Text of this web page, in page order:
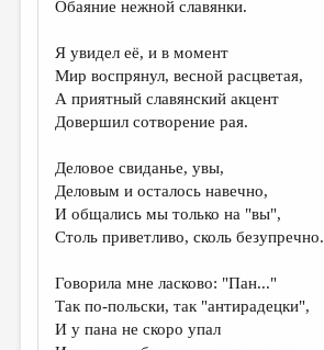
Обаяние нежной славянки.
Я увидел её, и в момент
Мир воспрянул, весной расцветая,
А приятный славянский акцент
Довершил сотворение рая.
Деловое свиданье, увы,
Деловым и осталось навечно,
И общались мы только на "вы",
Столь приветливо, сколь безупречно.
Говорила мне ласково: "Пан..."
Так по-польски, так "антирадецки",
И у пана не скоро упал